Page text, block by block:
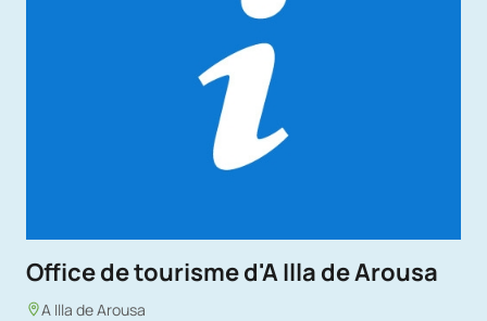
Office de tourisme d'A Illa de Arousa
A Illa de Arousa